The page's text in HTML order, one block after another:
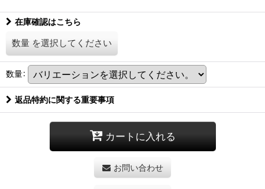
在庫確認はこちら
数量 を選択してください
数量:
返品特約に関する重要事項
カートに入れる
お問い合わせ